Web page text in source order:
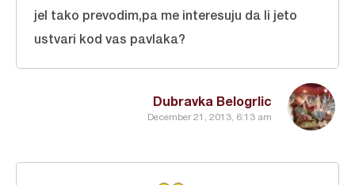
Dubravka Belogrlic
December 21, 2013, 6:13 am
jel tako prevodim,pa me interesuju da li jeto
ustvari kod vas pavlaka?